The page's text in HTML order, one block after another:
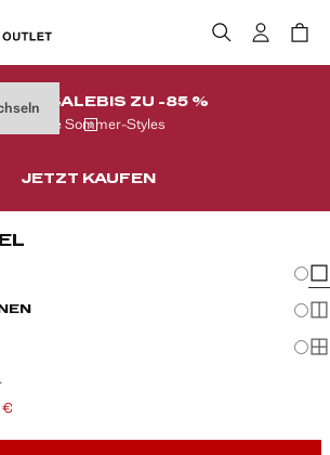
SALEBIS ZU -85 %
Auf Ihre Sommer-Styles
JETZT KAUFEN
[39,99 € ]
[27,99 € ]
€